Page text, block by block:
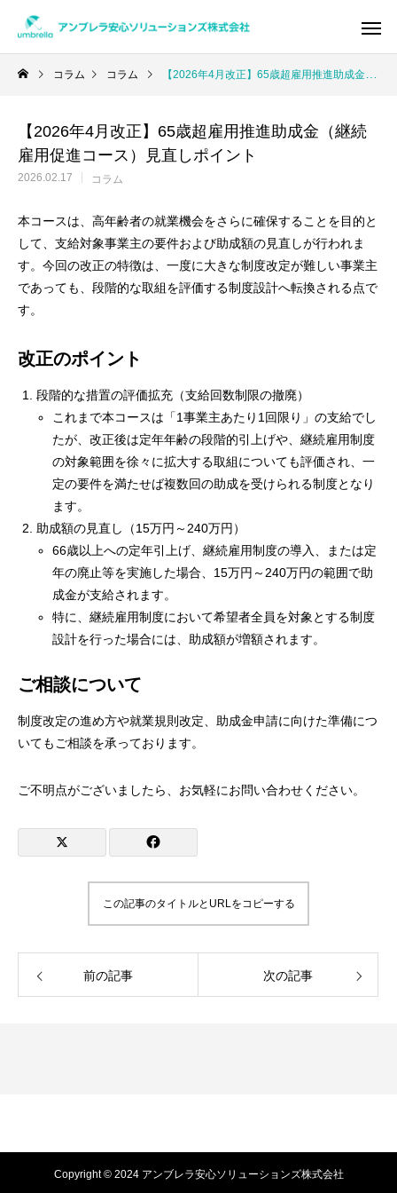
Warning
/home/xs950486/umbrella-
コラム コラム 【2026年4月改正】65歳超雇用推進助成金（継続雇用促進コース）見直しポイント
【2026年4月改正】65歳超雇用推進助成金（継続
雇用促進コース）見直しポイント
2026.02.17 コラム
本コースは、高年齢者の就業機会をさらに確保することを目的と
して、支給対象事業主の要件および助成額の見直しが行われま
す。今回の改正の特徴は、一度に大きな制度改定が難しい事業主
であっても、段階的な取組を評価する制度設計へ転換される点で
す。
改正のポイント
段階的な措置の評価拡充（支給回数制限の撤廃）
これまで本コースは「1事業主あたり1回限り」の支給でし
たが、改正後は定年年齢の段階的引上げや、継続雇用制度
の対象範囲を徐々に拡大する取組についても評価され、一
定の要件を満たせば複数回の助成を受けられる制度となり
ます。
助成額の見直し（15万円～240万円）
66歳以上への定年引上げ、継続雇用制度の導入、または定
年の廃止等を実施した場合、15万円～240万円の範囲で助
成金が支給されます。
特に、継続雇用制度において希望者全員を対象とする制度
設計を行った場合には、助成額が増額されます。
ご相談について
制度改定の進め方や就業規則改定、助成金申請に向けた準備につ
いてもご相談を承っております。
ご不明点がございましたら、お気軽にお問い合わせください。
この記事のタイトルとURLをコピーする
前の記事 次の記事
Copyright © 2024 アンブレラ安心ソリューションズ株式会社